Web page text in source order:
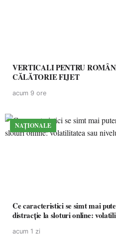
VERTICALI PENTRU
CĂLĂTORIE FIJET
acum 9 ore
NAȚIONALE
Ce caracteristici se simt mai
distracție la sloturi online:
acum 1 zi